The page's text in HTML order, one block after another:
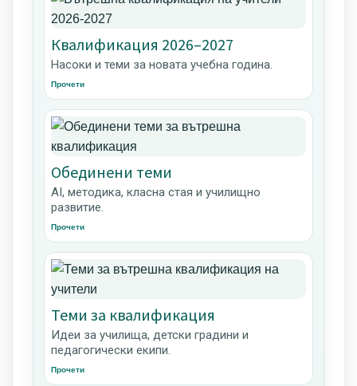
Квалификация 2026–2027
Насоки и теми за новата учебна година.
Прочети
Обединени теми
AI, методика, класна стая и училищно
развитие.
Прочети
Теми за квалификация
Идеи за училища, детски градини и
педагогически екипи.
Прочети